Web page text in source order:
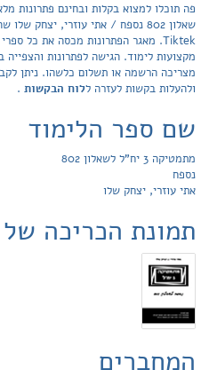
פה תוכלו למצוא בקלות ובחינם פתרונות
שאלון 802 נספח / אתי עוזרי, יצחק
מקצועות לימוד. הגישה לפתרונות
מצריכה הרשמה או תשלום כלשהו. ניתן
ולהעלות בקשות לעזרה ללוח הבקשות .
שם ספר הלימוד
מתמטיקה 3 יח"ל לשאלון 802
נספח
אתי עוזרי, יצחק שלו
תמונת הכריכה
המחברים